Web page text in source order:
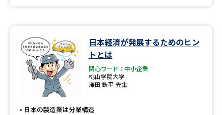
日本経済が発展するためのヒン
トとは
関心ワード：中小企業
桃山学院大学
澤田 鉄平 先生
日本の製造業は分業構造